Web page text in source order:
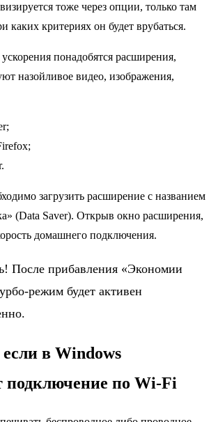
тоже через опции, только там
каких критериях он будет врубаться.
понадобятся расширения,
назойливое видео, изображения,
загрузить расширение с названием
(Data Saver). Открыв окно расширения,
домашнего подключения.
После прибавления «Экономии
режим будет активен
в Windows
подключение по Wi-Fi